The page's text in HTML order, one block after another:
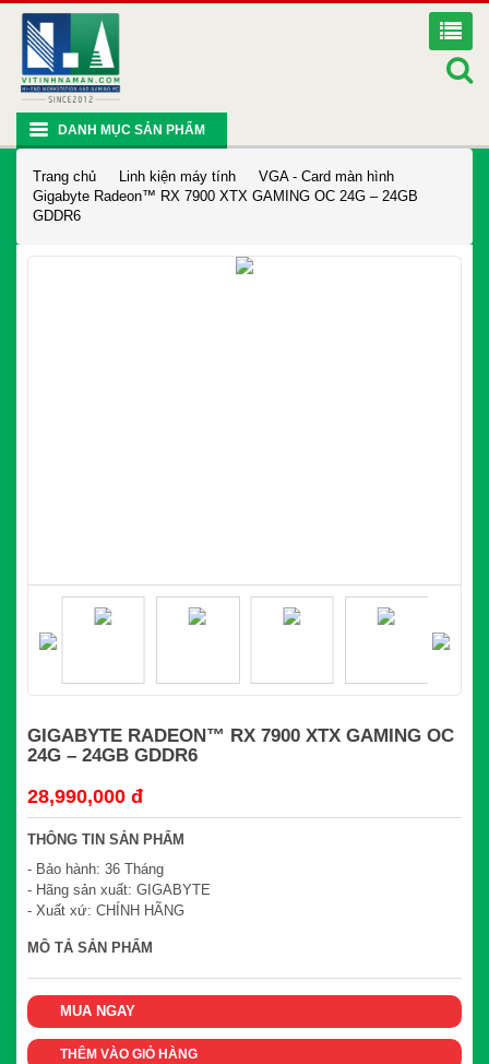
DANH MỤC SẢN PHẨM
Trang chủ Linh kiện máy tính
VGA - Card màn hình
Gigabyte Radeon™ RX 7900 XTX GAMING OC 24G – 24GB
GDDR6
GIGABYTE RADEON™ RX 7900 XTX GAMING OC
24G – 24GB GDDR6
28,990,000 đ
THÔNG TIN SẢN PHẨM
- Bảo hành: 36 Tháng
- Hãng sản xuất: GIGABYTE
- Xuất xứ: CHÍNH HÃNG
MÔ TẢ SẢN PHẨM
MUA NGAY
THÊM VÀO GIỎ HÀNG